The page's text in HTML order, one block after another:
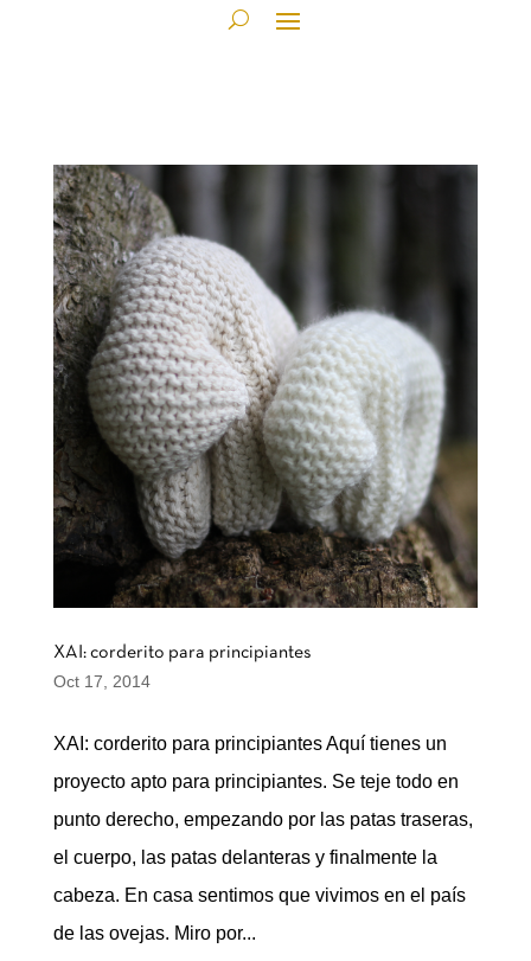
XAI: corderito para principiantes
Oct 17, 2014
XAI: corderito para principiantes Aquí tienes un
proyecto apto para principiantes. Se teje todo en
punto derecho, empezando por las patas traseras,
el cuerpo, las patas delanteras y finalmente la
cabeza. En casa sentimos que vivimos en el país
de las ovejas. Miro por...